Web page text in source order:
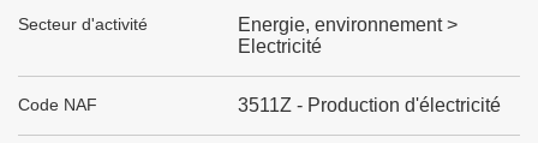
Secteur d'activité
Energie, environnement >
Electricité
Code NAF 3511Z - Production d'électricité